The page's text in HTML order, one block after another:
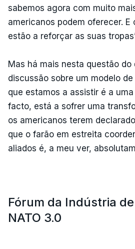
sabemos agora com muito
americanos podem oferecer. E
estão a reforçar as suas
Mas há mais nesta questão do
discussão sobre um modelo de
que estamos a assistir é a uma
facto, está a sofrer uma
os americanos terem
que o farão em estreita
aliados é, a meu ver,
Fórum da Indústria
NATO 3.0